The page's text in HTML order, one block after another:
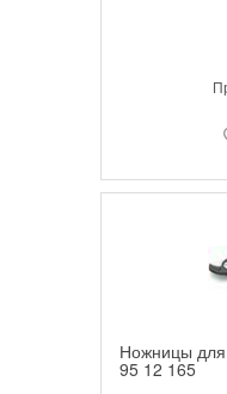
Ножницы для
95 12 165